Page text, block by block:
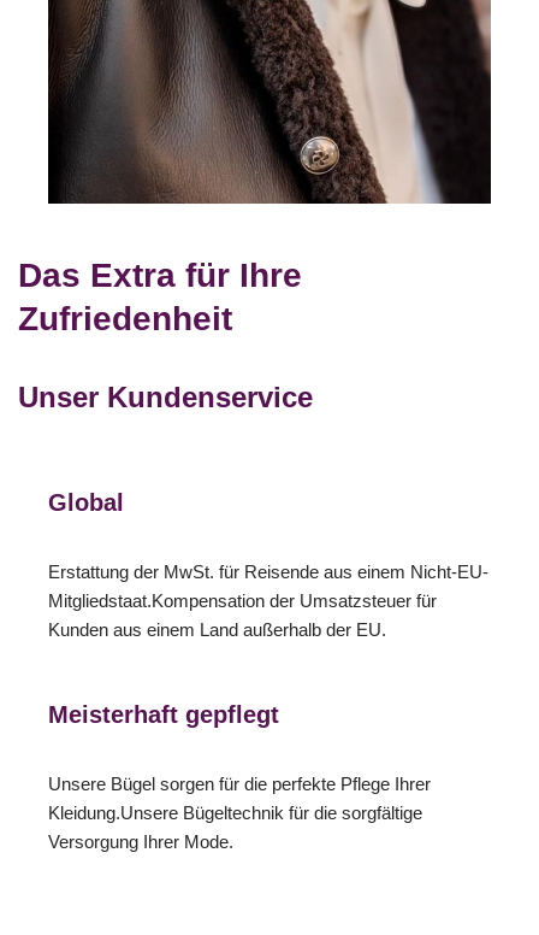
Das Extra für Ihre
Zufriedenheit
Unser Kundenservice
Global
Erstattung der MwSt. für Reisende aus einem Nicht-EU-
Mitgliedstaat.Kompensation der Umsatzsteuer für
Kunden aus einem Land außerhalb der EU.
Meisterhaft gepflegt
Unsere Bügel sorgen für die perfekte Pflege Ihrer
Kleidung.Unsere Bügeltechnik für die sorgfältige
Versorgung Ihrer Mode.